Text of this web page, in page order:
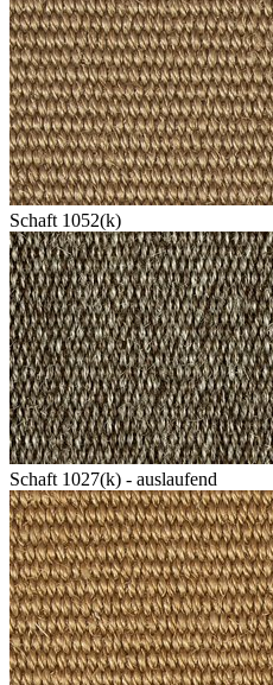
Schaft 1052(k)
Schaft 1027(k) - auslaufend